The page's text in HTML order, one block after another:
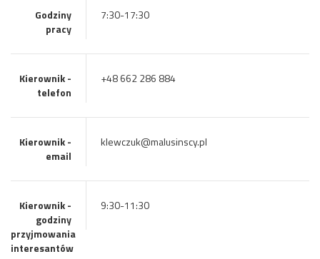
Godziny
pracy
7:30-17:30
Kierownik -
telefon
+48 662 286 884
Kierownik -
email
klewczuk@malusinscy.pl
Kierownik -
godziny
przyjmowania
interesantów
9:30-11:30